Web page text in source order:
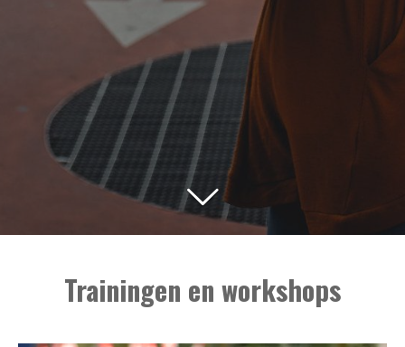
Trainingen en workshops